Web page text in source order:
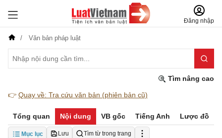
Đăng nhập
Văn bản pháp luật
Tìm nâng cao
👉 Quay về: Tra cứu văn bản (phiên bản cũ)
Tổng quan Nội dung VB gốc Tiếng Anh Lược đồ
Mục lục Lưu Tìm từ trong trang